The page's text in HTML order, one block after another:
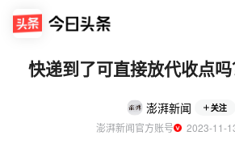
快递到了可直接放代收点
澎湃新闻 关注
澎湃新闻官方账号
2023-11-